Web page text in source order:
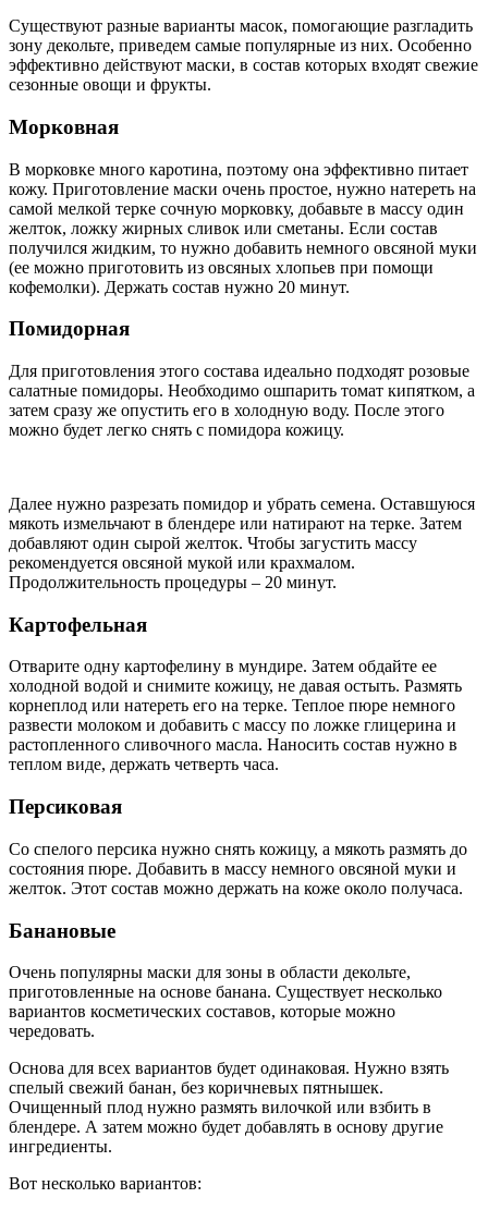
Существуют разные варианты масок, помогающие разгладить
зону декольте, приведем самые популярные из них. Особенно
эффективно действуют маски, в состав которых входят свежие
сезонные овощи и фрукты.
Морковная
В морковке много каротина, поэтому она эффективно питает
кожу. Приготовление маски очень простое, нужно натереть на
самой мелкой терке сочную морковку, добавьте в массу один
желток, ложку жирных сливок или сметаны. Если состав
получился жидким, то нужно добавить немного овсяной муки
(ее можно приготовить из овсяных хлопьев при помощи
кофемолки). Держать состав нужно 20 минут.
Помидорная
Для приготовления этого состава идеально подходят розовые
салатные помидоры. Необходимо ошпарить томат кипятком, а
затем сразу же опустить его в холодную воду. После этого
можно будет легко снять с помидора кожицу.
Далее нужно разрезать помидор и убрать семена. Оставшуюся
мякоть измельчают в блендере или натирают на терке. Затем
добавляют один сырой желток. Чтобы загустить массу
рекомендуется овсяной мукой или крахмалом.
Продолжительность процедуры – 20 минут.
Картофельная
Отварите одну картофелину в мундире. Затем обдайте ее
холодной водой и снимите кожицу, не давая остыть. Размять
корнеплод или натереть его на терке. Теплое пюре немного
развести молоком и добавить с массу по ложке глицерина и
растопленного сливочного масла. Наносить состав нужно в
теплом виде, держать четверть часа.
Персиковая
Со спелого персика нужно снять кожицу, а мякоть размять до
состояния пюре. Добавить в массу немного овсяной муки и
желток. Этот состав можно держать на коже около получаса.
Банановые
Очень популярны маски для зоны в области декольте,
приготовленные на основе банана. Существует несколько
вариантов косметических составов, которые можно
чередовать.
Основа для всех вариантов будет одинаковая. Нужно взять
спелый свежий банан, без коричневых пятнышек.
Очищенный плод нужно размять вилочкой или взбить в
блендере. А затем можно будет добавлять в основу другие
ингредиенты.
Вот несколько вариантов: